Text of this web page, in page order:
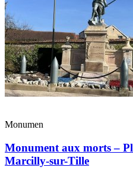
Monumen
Monument aux morts –
Marcilly-sur-Tille